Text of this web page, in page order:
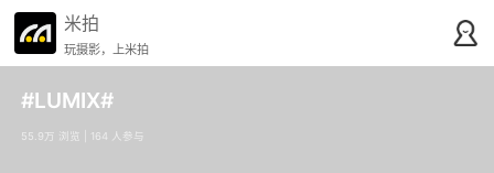
米拍
玩摄影，上米拍
#LUMIX#
55.9万 浏览 | 164 人参与